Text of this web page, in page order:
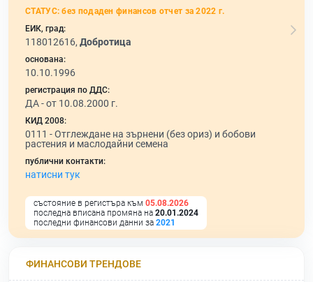
СТАТУС: без подаден финансов отчет за 2022 г.
ЕИК, град:
118012616, Добротица
основана:
10.10.1996
регистрация по ДДС:
ДА - от 10.08.2000 г.
КИД 2008:
0111 -Отглеждане на зърнени (без ориз) и бобови
растения и маслодайни семена
публични контакти:
натисни тук
състояние в регистъра към 05.08.2026
последна вписана промяна на 20.01.2024
последни финансови данни за 2021
ФИНАНСОВИ ТРЕНДОВЕ